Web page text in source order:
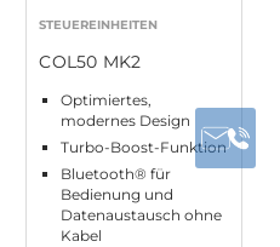
STEUEREINHEITEN
COL50 MK2
Optimiertes,
modernes Design
Turbo-Boost-Funktion
Bluetooth® für
Bedienung und
Datenaustausch ohne
Kabel